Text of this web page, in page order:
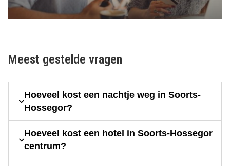
Meest gestelde vragen
Hoeveel kost een nachtje weg in Soorts-
Hossegor?
Hoeveel kost een hotel in Soorts-Hossegor
centrum?